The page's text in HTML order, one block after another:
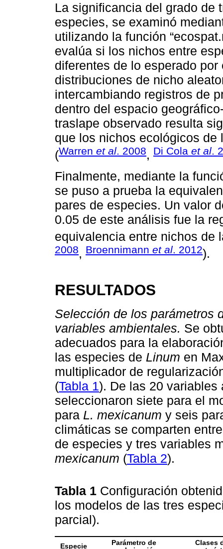
La significancia del grado de
especies, se examinó
utilizando la función
evalúa si los nichos entre
diferentes de lo esperado
distribuciones de nicho
intercambiando registros de
dentro del espacio
traslape observado resulta
que los nichos ecológicos
(Warren et al. 2008, Di Cola et al.
Finalmente, mediante la
se puso a prueba la
pares de especies. Un valor
0.05 de este análisis fue la
equivalencia entre nichos de
2008, Broennimann et al. 2012).
RESULTADOS
Selección de los parámetros
variables ambientales. Se
adecuados para la
las especies de Linum en
multiplicador de
(Tabla 1). De las 20
seleccionaron siete para el
para L. mexicanum y seis
climáticas se comparten
de especies y tres variables
mexicanum (Tabla 2).
Tabla 1 Configuración
los modelos de las tres
parcial).
Especie
Parámetro de
Clases